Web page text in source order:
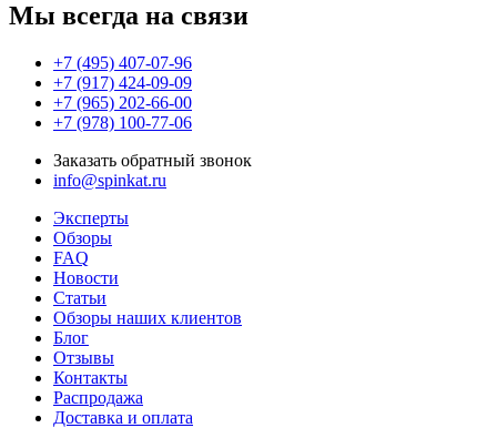
Мы всегда на связи
+7 (495) 407-07-96
+7 (917) 424-09-09
+7 (965) 202-66-00
+7 (978) 100-77-06
Заказать обратный звонок
info@spinkat.ru
Эксперты
Обзоры
FAQ
Новости
Статьи
Обзоры наших клиентов
Блог
Отзывы
Контакты
Распродажа
Доставка и оплата